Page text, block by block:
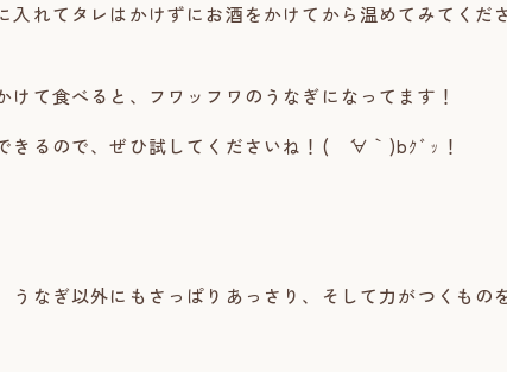
入れてタレはかけずにお酒をかけてから温めてみてくだ
て食べると、フワッフワのうなぎになってます！
きるので、ぜひ試してくださいね！( ´∀｀)bｸﾞｯ！
うなぎ以外にもさっぱりあっさり、そして力がつくもの